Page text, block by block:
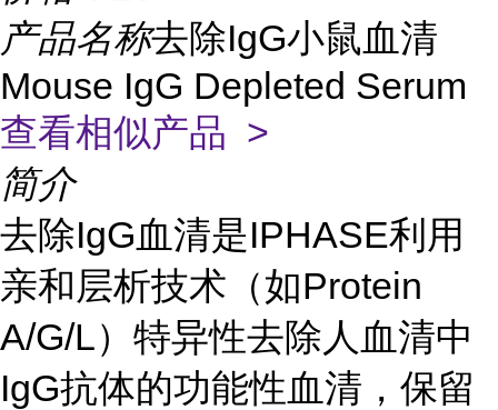
产品名称去除IgG小鼠血清
Mouse IgG Depleted Serum
查看相似产品 >
简介
去除IgG血清是IPHASE利用
亲和层析技术（如Protein
A/G/L）特异性去除人血清中
IgG抗体的功能性血清，保留